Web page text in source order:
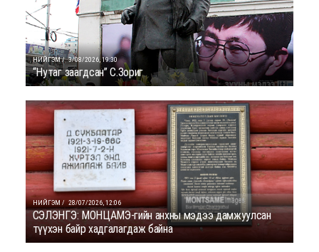
НИЙГЭМ / 3/08/2026, 19:30
“Нутаг заагдсан” С.Зориг
НИЙГЭМ / 28/07/2026, 12:06
СЭЛЭНГЭ: МОНЦАМЭ-гийн анхны мэдээ дамжуулсан
түүхэн байр хадгалагдаж байна